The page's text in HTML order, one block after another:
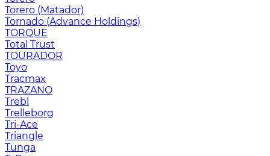
Torero (Matador)
Tornado (Advance Holdings)
TORQUE
Total Trust
TOURADOR
Toyo
Tracmax
TRAZANO
Trebl
Trelleborg
Tri-Ace
Triangle
Tunga